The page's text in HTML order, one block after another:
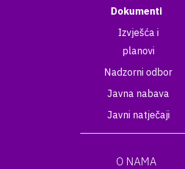
Dokumenti
Izvješća i
planovi
Nadzorni odbor
Javna nabava
Javni natječaji
O NAMA